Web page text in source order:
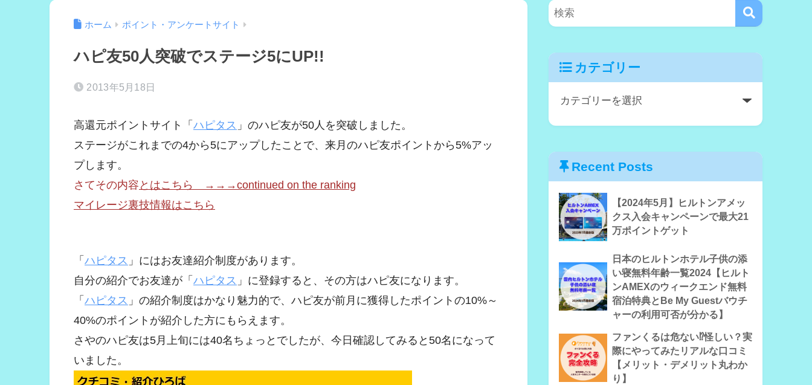
ホーム ポイント・アンケートサイト
ハピ友50人突破でステージ5にUP!!
2013年5月18日
高還元ポイントサイト「 ハピタス 」のハピ友が50人を突破しました。
ステージがこれまでの4から5にアップしたことで、来月のハピ友ポイントから5%アッ
プします。
さてその内容 とはこちら →→→continued on the ranking
マイレージ裏技情報はこちら
「 ハピタス 」にはお友達紹介制度があります。
自分の紹介でお友達が「 ハピタス 」に登録すると、その方はハピ友になります。
「 ハピタス 」の紹介制度はかなり魅力的で、ハピ友が前月に獲得したポイントの10%～
40%のポイントが紹介した方にもらえます。
さやのハピ友は5月上旬には40名ちょっとでしたが、今日確認してみると50名になって
いました。
カテゴリー
Recent Posts
【2024年5月】ヒルトンアメッ
クス入会キャンペーンで最大21
万ポイントゲット
日本のヒルトンホテル子供の添
い寝無料年齢一覧2024【ヒルト
ンAMEXのウィークエンド無料
宿泊特典とBe My Guestバウチ
ャーの利用可否が分かる】
ファンくるは危ない⁉怪しい？実
際にやってみたリアルな口コミ
【メリット・デメリット丸わか
り】